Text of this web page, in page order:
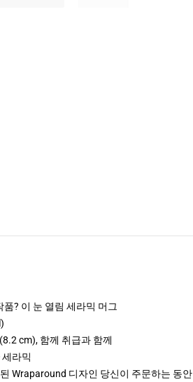
품? 이 눈 열림 세라믹 머그
cm), 함께 취급과 함께
라믹
Wraparound 디자인 당신이 주문하는 동안